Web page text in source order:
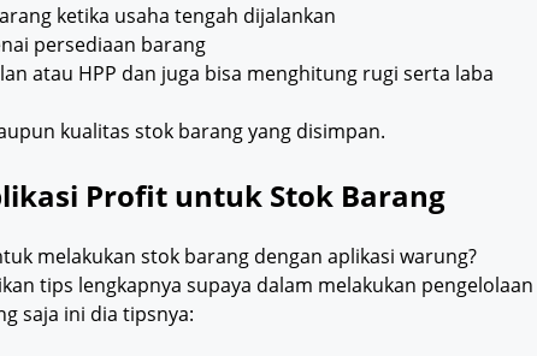
ketika usaha tengah dijalankan
persediaan barang
atau HPP dan juga bisa menghitung rugi serta laba
kualitas stok barang yang disimpan.
Profit untuk Stok Barang
melakukan stok barang dengan aplikasi warung?
tips lengkapnya supaya dalam melakukan pengelolaan
saja ini dia tipsnya: